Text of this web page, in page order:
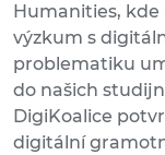
Humanities,
výzkum s
problematiku
do našich
DigiKoalice
digitální